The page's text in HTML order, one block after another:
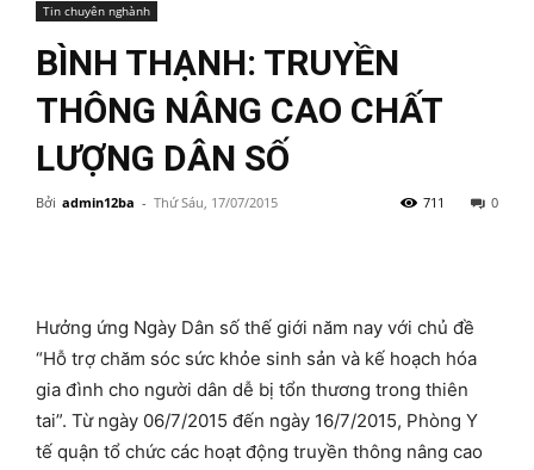
Tin chuyên nghành
BÌNH THẠNH: TRUYỀN
THÔNG NÂNG CAO CHẤT
LƯỢNG DÂN SỐ
Bởi admin12ba - Thứ Sáu, 17/07/2015 0
711
Hưởng ứng Ngày Dân số thế giới năm nay với chủ đề
“Hỗ trợ chăm sóc sức khỏe sinh sản và kế hoạch hóa
gia đình cho người dân dễ bị tổn thương trong thiên
tai”. Từ ngày 06/7/2015 đến ngày 16/7/2015, Phòng Y
tế quận tổ chức các hoạt động truyền thông nâng cao